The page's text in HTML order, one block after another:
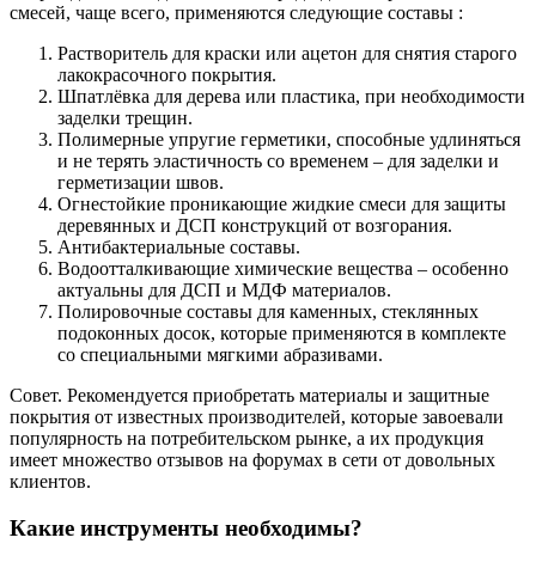
смесей, чаще всего, применяются следующие составы :
Растворитель для краски или ацетон для снятия старого
лакокрасочного покрытия.
Шпатлёвка для дерева или пластика, при необходимости
заделки трещин.
Полимерные упругие герметики, способные удлиняться
и не терять эластичность со временем – для заделки и
герметизации швов.
Огнестойкие проникающие жидкие смеси для защиты
деревянных и ДСП конструкций от возгорания.
Антибактериальные составы.
Водоотталкивающие химические вещества – особенно
актуальны для ДСП и МДФ материалов.
Полировочные составы для каменных, стеклянных
подоконных досок, которые применяются в комплекте
со специальными мягкими абразивами.
Совет. Рекомендуется приобретать материалы и защитные
покрытия от известных производителей, которые завоевали
популярность на потребительском рынке, а их продукция
имеет множество отзывов на форумах в сети от довольных
клиентов.
Какие инструменты необходимы?